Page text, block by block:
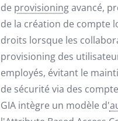
de provisioningavancé,
de la création de compte
droits lorsque les
provisioning des
employés, évitant le
de sécurité via des
GIA intègre un modèle d'